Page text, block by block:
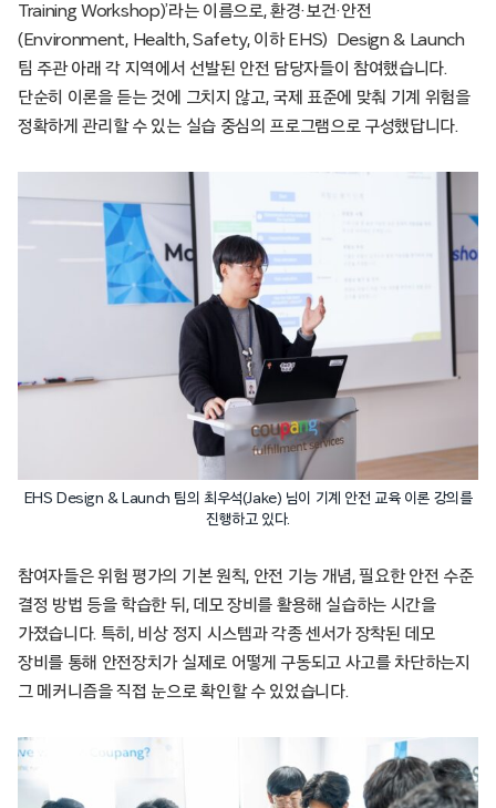
Training Workshop)’라는 이름으로, 환경·보건·안전
(Environment, Health, Safety, 이하 EHS) Design & Launch
팀 주관 아래 각 지역에서 선발된 안전 담당자들이 참여했습니다.
단순히 이론을 듣는 것에 그치지 않고, 국제 표준에 맞춰 기계 위험을
정확하게 관리할 수 있는 실습 중심의 프로그램으로 구성했답니다.
EHS Design & Launch 팀의 최우석(Jake) 님이 기계 안전 교육 이론 강의를
진행하고 있다.
참여자들은 위험 평가의 기본 원칙, 안전 기능 개념, 필요한 안전 수준
결정 방법 등을 학습한 뒤, 데모 장비를 활용해 실습하는 시간을
가졌습니다. 특히, 비상 정지 시스템과 각종 센서가 장착된 데모
장비를 통해 안전장치가 실제로 어떻게 구동되고 사고를 차단하는지
그 메커니즘을 직접 눈으로 확인할 수 있었습니다.